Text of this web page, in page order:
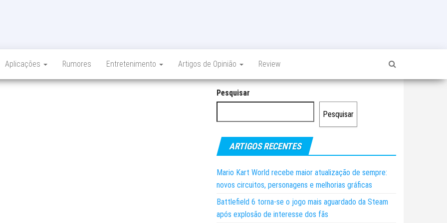
Aplicações Rumores Entretenimento Artigos de Opinião Review
Pesquisar
Pesquisar
ARTIGOS RECENTES
Mario Kart World recebe maior atualização de sempre:
novos circuitos, personagens e melhorias gráficas
Battlefield 6 torna-se o jogo mais aguardado da Steam
após explosão de interesse dos fãs